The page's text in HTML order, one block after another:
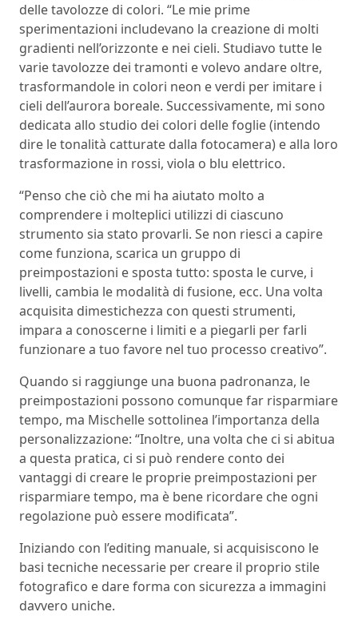
delle tavolozze di colori. “Le mie prime
sperimentazioni includevano la creazione di molti
gradienti nell’orizzonte e nei cieli. Studiavo tutte le
varie tavolozze dei tramonti e volevo andare oltre,
trasformandole in colori neon e verdi per imitare i
cieli dell’aurora boreale. Successivamente, mi sono
dedicata allo studio dei colori delle foglie (intendo
dire le tonalità catturate dalla fotocamera) e alla loro
trasformazione in rossi, viola o blu elettrico.
“Penso che ciò che mi ha aiutato molto a
comprendere i molteplici utilizzi di ciascuno
strumento sia stato provarli. Se non riesci a capire
come funziona, scarica un gruppo di
preimpostazioni e sposta tutto: sposta le curve, i
livelli, cambia le modalità di fusione, ecc. Una volta
acquisita dimestichezza con questi strumenti,
impara a conoscerne i limiti e a piegarli per farli
funzionare a tuo favore nel tuo processo creativo”.
Quando si raggiunge una buona padronanza, le
preimpostazioni possono comunque far risparmiare
tempo, ma Mischelle sottolinea l’importanza della
personalizzazione: “Inoltre, una volta che ci si abitua
a questa pratica, ci si può rendere conto dei
vantaggi di creare le proprie preimpostazioni per
risparmiare tempo, ma è bene ricordare che ogni
regolazione può essere modificata”.
Iniziando con l’editing manuale, si acquisiscono le
basi tecniche necessarie per creare il proprio stile
fotografico e dare forma con sicurezza a immagini
davvero uniche.